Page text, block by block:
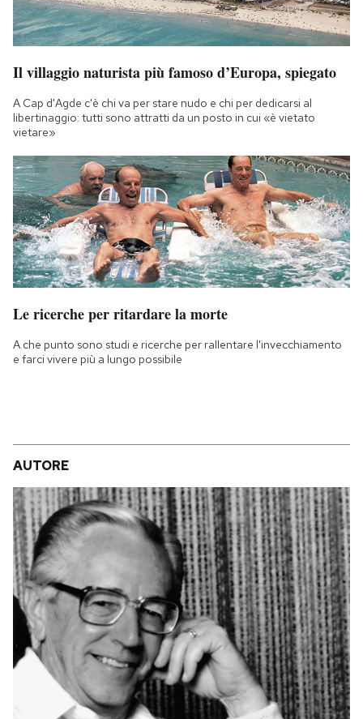
Il villaggio naturista più famoso d’Europa, spiegato
A Cap d'Agde c'è chi va per stare nudo e chi per dedicarsi al
libertinaggio: tutti sono attratti da un posto in cui «è vietato
vietare»
Le ricerche per ritardare la morte
A che punto sono studi e ricerche per rallentare l'invecchiamento
e farci vivere più a lungo possibile
AUTORE